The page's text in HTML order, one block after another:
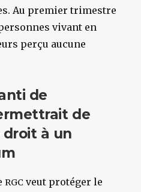
Au premier trimestre
vivant en
perçu aucune
de
de
à un
RGC veut protéger le